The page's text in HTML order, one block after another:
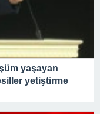
yaşayan
yetiştirme